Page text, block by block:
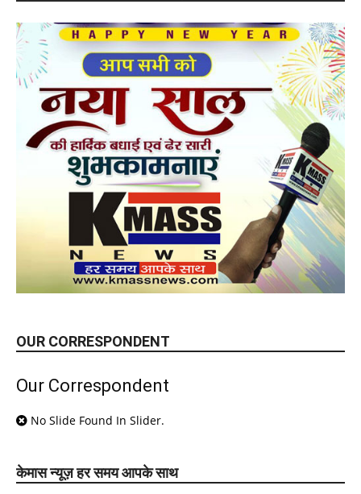
OUR CORRESPONDENT
Our Correspondent
No Slide Found In Slider.
केमास न्यूज़ हर समय आपके साथ